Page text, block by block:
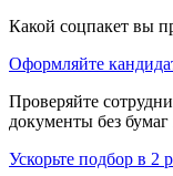
Какой соцпакет вы
Оформляйте
Проверяйте
документы без
Ускорьте подбор в 2